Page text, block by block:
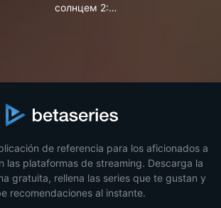
солнцем 2:…
de referencia para los aficionados a
las plataformas de streaming. Descarga la
gratuita, rellena las series que te gustan y
recomendaciones al instante.